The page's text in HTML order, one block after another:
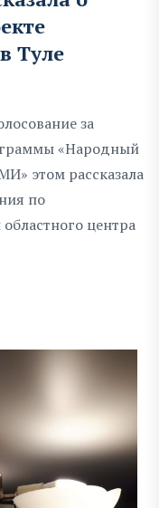
Туле
за
«Народный
этом рассказала
по
центра